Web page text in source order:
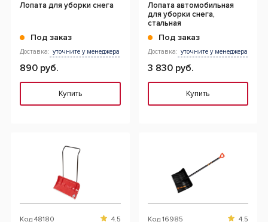
Лопата для уборки снега
Под заказ
Доставка: уточните у менеджера
890 руб.
Купить
Лопата автомобильная
для уборки снега,
стальная
Под заказ
Доставка: уточните у менеджера
3 830 руб.
Купить
Код 48180 4.5 Код 16985 4.5